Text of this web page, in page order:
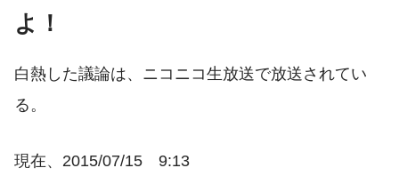
よ！
白熱した議論は、ニコニコ生放送で放送されてい
る。
現在、2015/07/15 9:13